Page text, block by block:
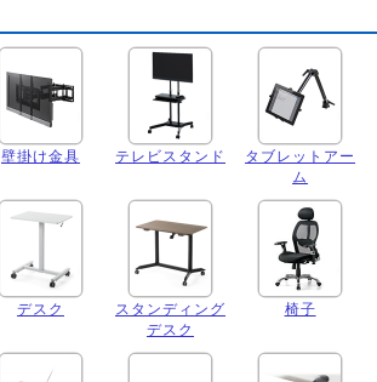
壁掛け金具 テレビスタンド
タブレットアー
ム
デスク
スタンディング
デスク
椅子